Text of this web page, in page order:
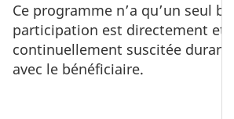
Ce programme n’a qu’un seul
participation est directement et
continuellement suscitée durant
avec le bénéficiaire.